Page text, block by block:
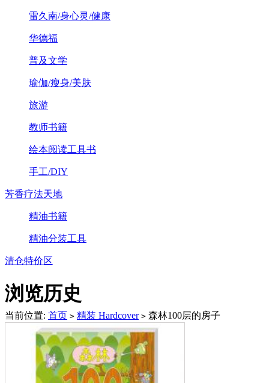
雷久南/身心灵/健康
华德福
普及文学
瑜伽/瘦身/美肤
旅游
教师书籍
绘本阅读工具书
手工/DIY
芳香疗法天地
精油书籍
精油分装工具
清仓特价区
浏览历史
当前位置: 首页 > 精装 Hardcover > 森林100层的房子